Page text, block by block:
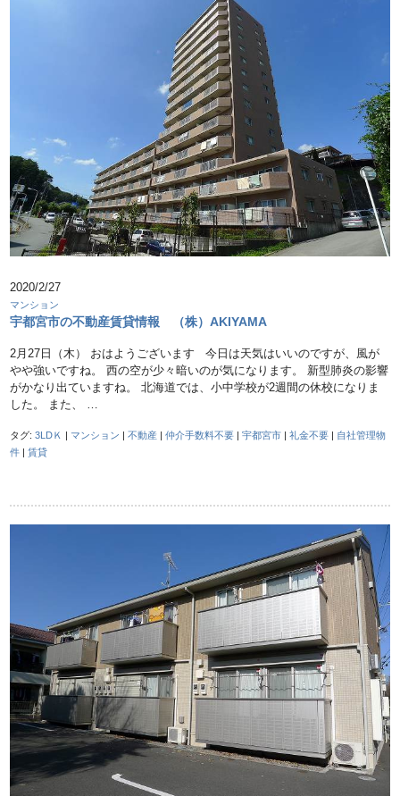
2020/2/27
マンション
宇都宮市の不動産賃貸情報 （株）AKIYAMA
2月27日（木） おはようございます 今日は天気はいいのですが、風が
やや強いですね。 西の空が少々暗いのが気になります。 新型肺炎の影響
がかなり出ていますね。 北海道では、小中学校が2週間の休校になりま
した。 また、 …
タグ:3LDＫ | マンション |不動産 |仲介手数料不要 |宇都宮市 |礼金不要 | 自社管理物
件 |賃貸